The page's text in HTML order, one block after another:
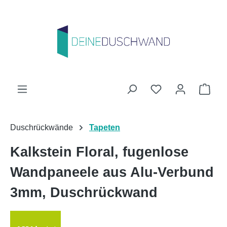
Du hast 0
Duschrückwände Tapeten
Kalkstein Floral, fugenlose
Wandpaneele aus Alu-Verbund
3mm, Duschrückwand